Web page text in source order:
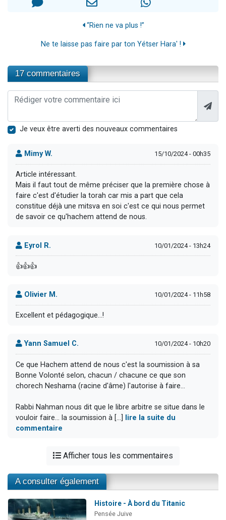
“Rien ne va plus !”
Ne te laisse pas faire par ton Yétser Hara' !
17 commentaires
Je veux être averti des nouveaux commentaires
Mimy W. 15/10/2024 - 00h35
Article intéressant.
Mais il faut tout de même préciser que la première chose à
faire c'est d'étudier la torah car mis a part que cela
constitue déjà une mitsva en soi c'est ce qui nous permet
de savoir ce qu'hachem attend de nous.
Eyrol R. 10/01/2024 - 13h24
👍👍👍
Olivier M. 10/01/2024 - 11h58
Excellent et pédagogique…!
Yann Samuel C. 10/01/2024 - 10h20
Ce que Hachem attend de nous c'est la soumission à sa
Bonne Volonté selon, chacun / chacune ce que son
chorech Neshama (racine d'âme) l'autorise à faire...
Rabbi Nahman nous dit que le libre arbitre se situe dans le
vouloir faire... la soumission à [...]
lire la suite du
commentaire
Afficher tous les commentaires
A consulter également
Histoire - À bord du Titanic
Pensée Juive